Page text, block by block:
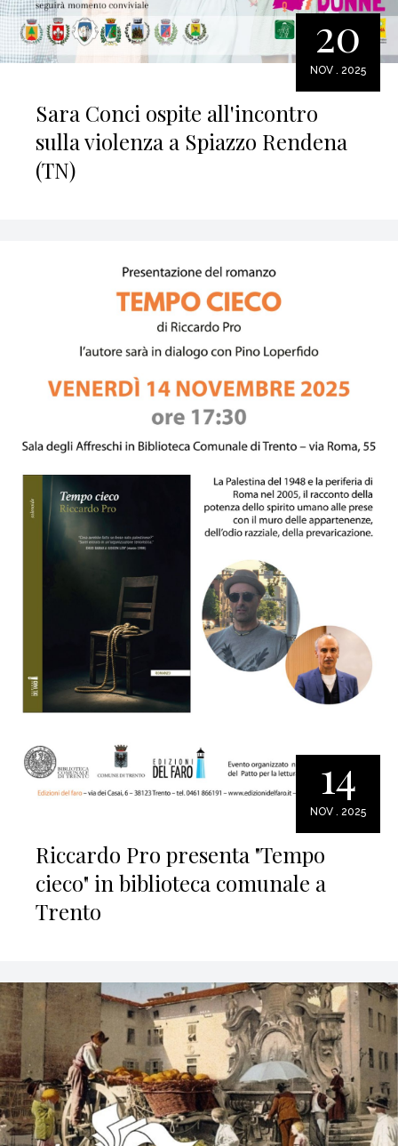
20
NOV . 2025
Sara Conci ospite all'incontro
sulla violenza a Spiazzo Rendena
(TN)
14
NOV . 2025
Riccardo Pro presenta "Tempo
cieco" in biblioteca comunale a
Trento